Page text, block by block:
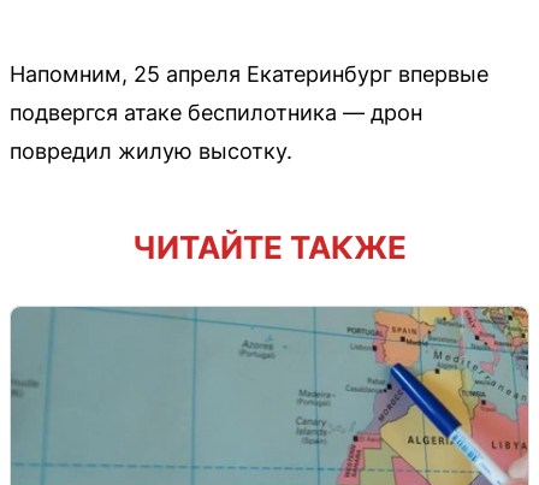
Напомним, 25 апреля Екатеринбург впервые
подвергся атаке беспилотника — дрон
повредил жилую высотку.
ЧИТАЙТЕ ТАКЖЕ